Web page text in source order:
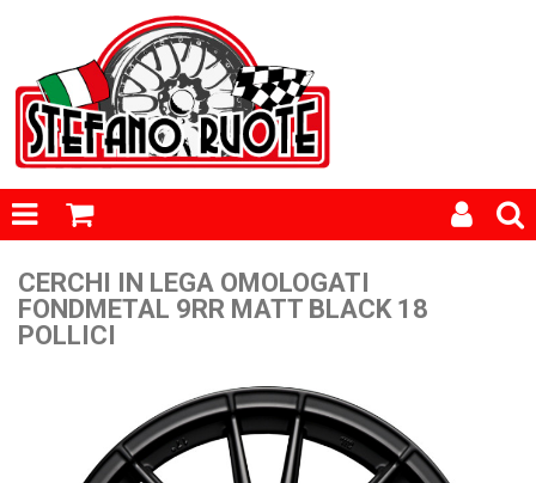
CERCHI IN LEGA OMOLOGATI
FONDMETAL 9RR MATT BLACK 18
POLLICI